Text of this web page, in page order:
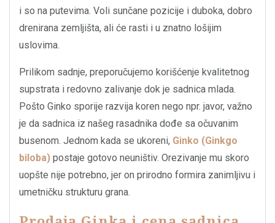
i so na putevima. Voli sunčane pozicije i duboka, dobro
drenirana zemljišta, ali će rasti i u znatno lošijim
uslovima.
Prilikom sadnje, preporučujemo korišćenje kvalitetnog
supstrata i redovno zalivanje dok je sadnica mlada.
Pošto Ginko sporije razvija koren nego npr. javor, važno
je da sadnica iz našeg rasadnika dođe sa očuvanim
busenom. Jednom kada se ukoreni, Ginko (Ginkgo
biloba) postaje gotovo neuništiv. Orezivanje mu skoro
uopšte nije potrebno, jer on prirodno formira zanimljivu i
umetničku strukturu grana.